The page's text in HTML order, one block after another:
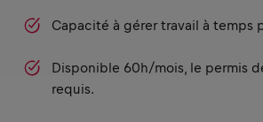
Capacité à gérer travail à temps
Disponible 60h/mois, le permis
requis.